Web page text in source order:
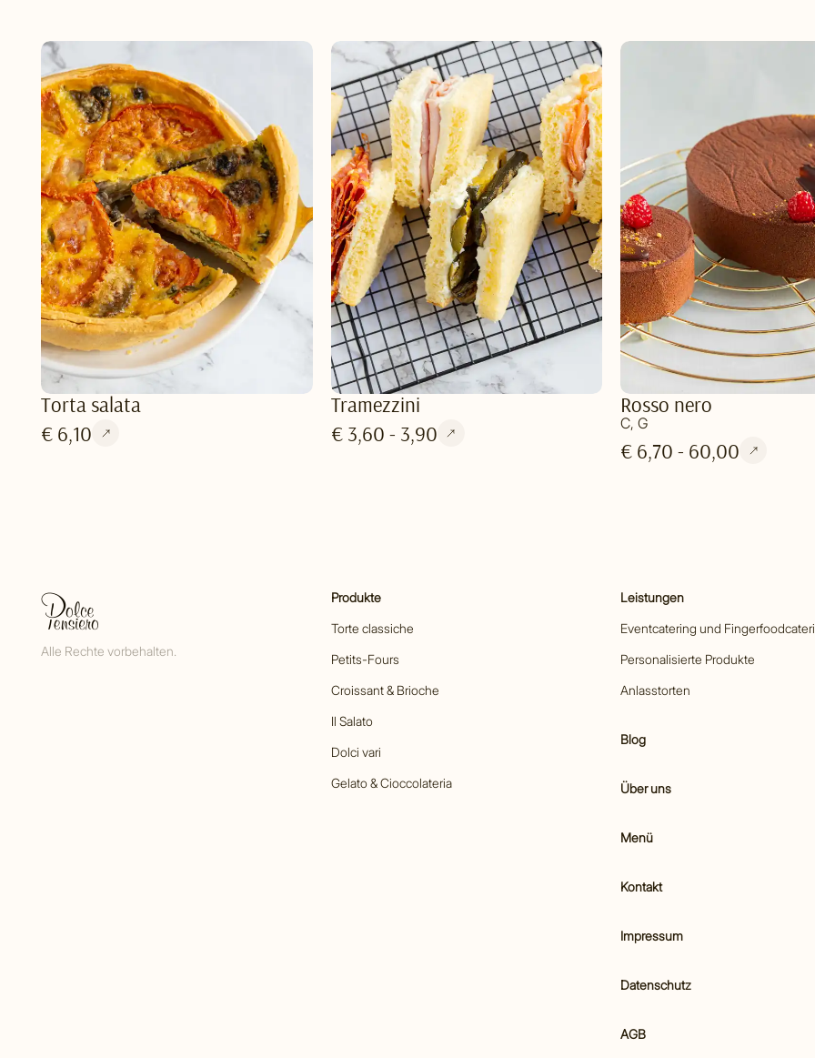
Torta salata
€ 6,10
Tramezzini
€ 3,60 - 3,90
Rosso nero
C, G
€ 6,70 - 60,00
Alle Rechte vorbehalten.
Produkte
Torte classiche
Petits-Fours
Croissant & Brioche
Il Salato
Dolci vari
Gelato & Cioccolateria
Leistungen
Eventcatering und
Personalisierte Produkte
Anlasstorten
Blog
Über uns
Menü
Kontakt
Impressum
Datenschutz
AGB